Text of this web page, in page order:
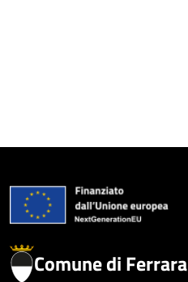
Comune di Ferrara